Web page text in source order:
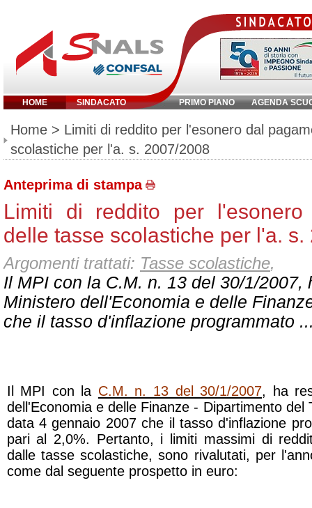
HOME SINDACATO PRIMO PIANO AGENDA
Inserisci parola chiave:
Home > Limiti di reddito per l'esonero dal
scolastiche per l'a. s. 2007/2008
Anteprima di stampa
Limiti di reddito per l'esonero
delle tasse scolastiche per l'a. s.
Argomenti trattati: Tasse scolastiche,
Il MPI con la C.M. n. 13 del 30/1/2007,
Ministero dell'Economia e delle
che il tasso d'inflazione programmato
Il MPI con la C.M. n. 13 del 30/1/2007, ha
dell'Economia e delle Finanze - Dipartimento del
data 4 gennaio 2007 che il tasso d'inflazione
pari al 2,0%. Pertanto, i limiti massimi di
dalle tasse scolastiche, sono rivalutati, per
come dal seguente prospetto in euro: